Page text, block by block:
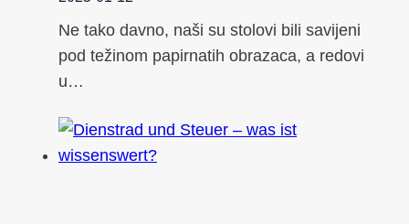
Ne tako davno, naši su stolovi bili savijeni
pod težinom papirnatih obrazaca, a redovi
u…